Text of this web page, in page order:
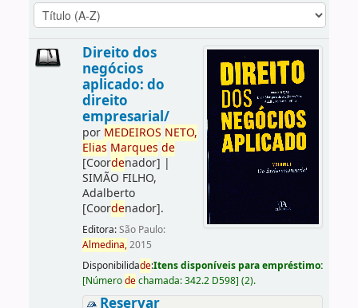
Direito dos
negócios
aplicado: do
direito
empresarial/
por MEDEIROS NETO,
Elias Marques de
[Coordenador] |
SIMÃO FILHO,
Adalberto
[Coordenador].
Editora:São Paulo:
Almedina,2015
Disponibilidade:Itens disponíveis para empréstimo:
[Númerodechamada:342.2 D598] (2).
Reservar